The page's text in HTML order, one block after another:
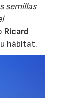
semillas
Ricard
hábitat.